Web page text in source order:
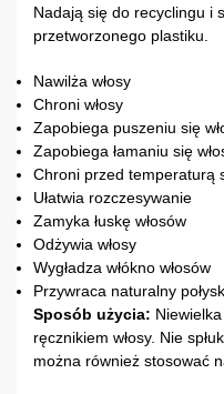
Nadają się do recyclingu i
przetworzonego plastiku.
Nawilża włosy
Chroni włosy
Zapobiega puszeniu się
Zapobiega łamaniu się
Chroni przed temperaturą
Ułatwia rozczesywanie
Zamyka łuskę włosów
Odżywia włosy
Wygładza włókno włosów
Przywraca naturalny
Sposób użycia:
ręcznikiem włosy. Nie
można również stosować